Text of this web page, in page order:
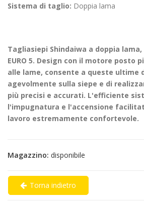
Sistema di taglio: Doppia lama
Tagliasiepi Shindaiwa a doppia
EURO 5. Design con il motore posto
alle lame, consente a queste ultime
agevolmente sulla siepe e di
più precisi e accurati. L'efficiente
l'impugnatura e l'accensione
lavoro estremamente confortevole.
Magazzino: disponibile
Torna indietro